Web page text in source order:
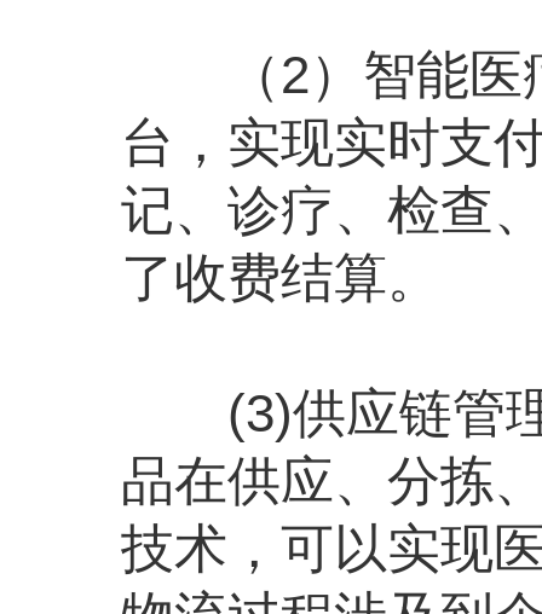
（2）智能医疗
台，实现实时支
记、诊疗、检查
了收费结算。
(3)供应链管理
品在供应、分拣
技术，可以实现